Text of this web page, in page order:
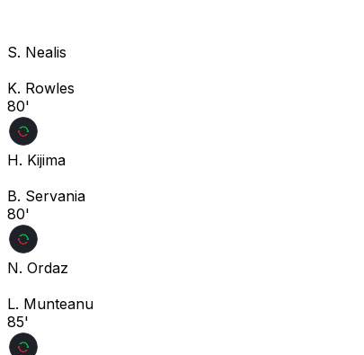
S. Nealis
K. Rowles
80'
H. Kijima
B. Servania
80'
N. Ordaz
L. Munteanu
85'